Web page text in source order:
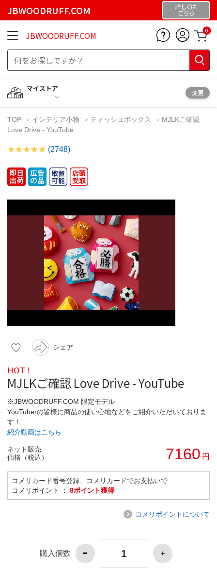
JBWOODRUFF.COM 詳しくは
こちら
JBWOODRUFF.COM 0
マイストア
変更
TOP インテリア小物 ティッシュボックス
MJLKご確認
Love Drive - YouTube
(2748)
シェア
HOT !
MJLKご確認 Love Drive - YouTube
※JBWOODRUFF.COM 限定モデル
YouTuberの皆様に商品の使い心地などをご紹介いただいておりま
す！
紹介動画はこちら
ネット販売
価格（税込）
7160 円
コメリカード番号登録、コメリカードでお支払いで
コメリポイント ： 8ポイント獲得
コメリポイントについて
購入個数